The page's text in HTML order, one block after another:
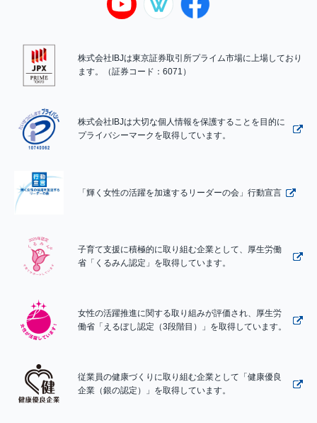
株式会社IBJは東京証券取引所プライム市場に上場しており
ます。（証券コード：6071）
株式会社IBJは大切な個人情報を保護することを目的に
プライバシーマークを取得しています。
「輝く女性の活躍を加速するリーダーの会」行動宣言
子育て支援に積極的に取り組む企業として、厚生労働
省「くるみん認定」を取得しています。
女性の活躍推進に関する取り組みが評価され、厚生労
働省「えるぼし認定（3段階目）」を取得しています。
従業員の健康づくりに取り組む企業として「健康優良
企業（銀の認定）」を取得しています。